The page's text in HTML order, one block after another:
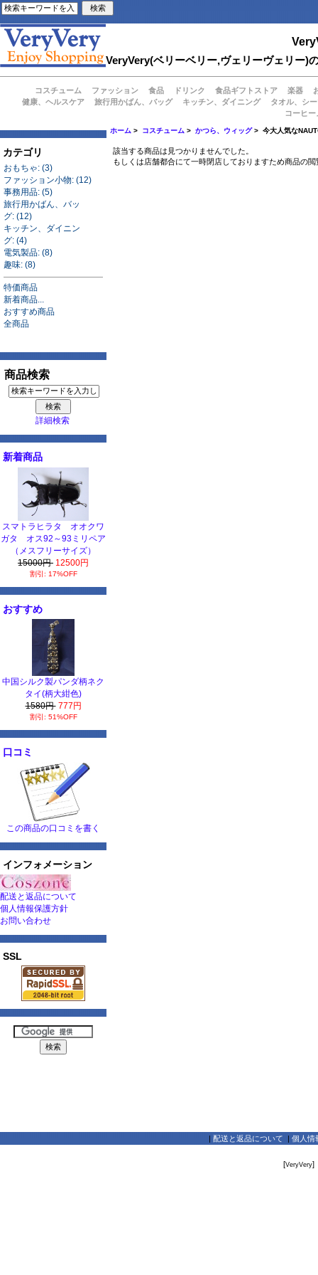
VeryVery(ベリーベリー,ヴェリーヴェリー)
コスチューム ファッション 食品 ドリンク 食品ギフトストア 楽器
健康、ヘルスケア
旅行用かばん、バッグ キッチン、ダイニング
タオル、シ
コーヒ
カテゴリ
おもちゃ: (3)
ファッション小物: (12)
事務用品: (5)
旅行用かばん、バッ
グ: (12)
キッチン、ダイニン
グ: (4)
電気製品: (8)
趣味: (8)
特価商品
新着商品...
おすすめ商品
全商品
商品検索
詳細検索
新着商品
スマトラヒラタ オオクワ
ガタ オス92～93ミリペア
（メスフリーサイズ）
15000円 12500円
割引: 17%OFF
おすすめ
中国シルク製パンダ柄ネク
タイ(柄大紺色)
1580円 777円
割引: 51%OFF
口コミ
この商品の口コミを書く
インフォメーション
配送と返品について
個人情報保護方針
お問い合わせ
SSL
ホーム > コスチューム >かつら、ウィッグ> 今大人気な
該当する商品は見つかりませんでした。
もしくは店舗都合にて一時閉店しておりますため商品の
| 配送と返品について | 個人情
[VeryVery]